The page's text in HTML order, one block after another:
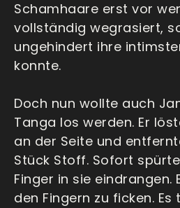
Schamhaare erst vor
vollständig wegrasiert,
ungehindert ihre
konnte.
Doch nun wollte auch
Tanga los werden. Er
an der Seite und
Stück Stoff. Sofort
Finger in sie eindrangen.
den Fingern zu ficken. Es